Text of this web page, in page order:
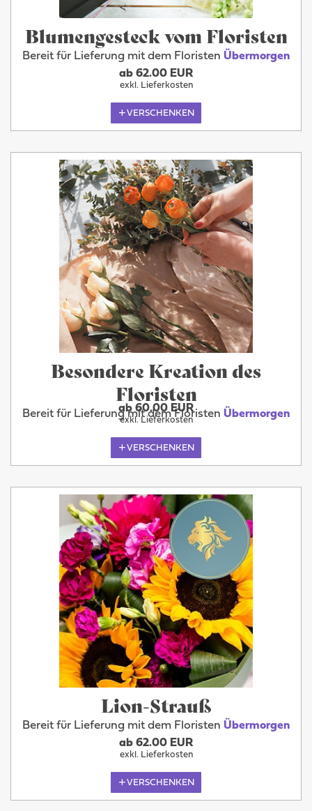
Blumengesteck vom Floristen
Bereit für Lieferung mit dem Floristen Übermorgen
ab 62.00 EUR
exkl. Lieferkosten
VERSCHENKEN
Besondere Kreation des
Floristen
Bereit für Lieferung mit dem Floristen Übermorgen
ab 60.00 EUR
exkl. Lieferkosten
VERSCHENKEN
Lion-Strauß
Bereit für Lieferung mit dem Floristen Übermorgen
ab 62.00 EUR
exkl. Lieferkosten
VERSCHENKEN